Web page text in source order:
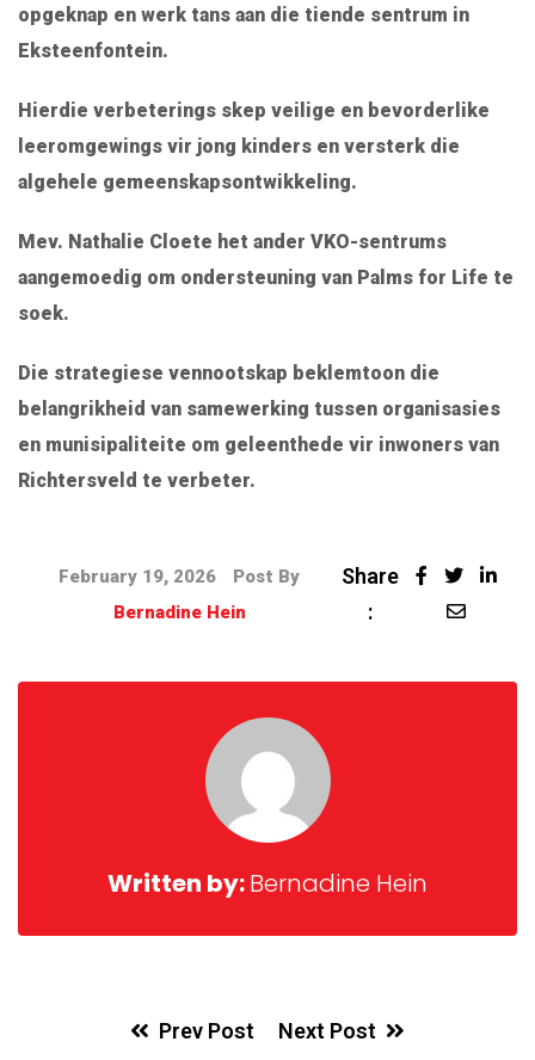
opgeknap en werk tans aan die tiende sentrum in
Eksteenfontein.
Hierdie verbeterings skep veilige en bevorderlike
leeromgewings vir jong kinders en versterk die
algehele gemeenskapsontwikkeling.
Mev. Nathalie Cloete het ander VKO-sentrums
aangemoedig om ondersteuning van Palms for Life te
soek.
Die strategiese vennootskap beklemtoon die
belangrikheid van samewerking tussen organisasies
en munisipaliteite om geleenthede vir inwoners van
Richtersveld te verbeter.
February 19, 2026
Post By
Bernadine Hein
Share
:
Written by:Bernadine Hein
Prev Post Next Post